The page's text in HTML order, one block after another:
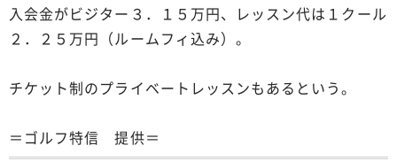
入会金がビジター３．１５万円、レッスン代は１クール
２．２５万円（ルームフィ込み）。
チケット制のプライベートレッスンもあるという。
＝ゴルフ特信 提供＝